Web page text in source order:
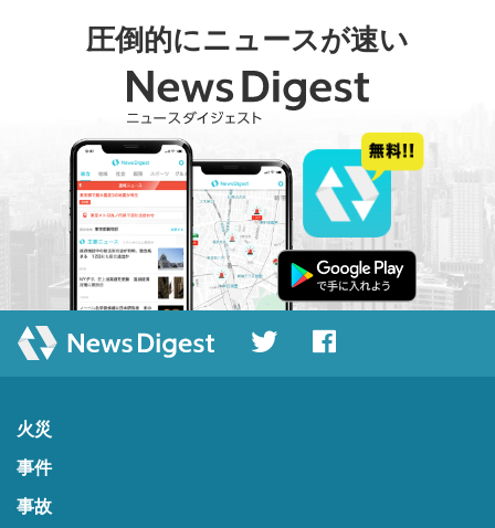
圧倒的にニュースが速い
火災
事件
事故